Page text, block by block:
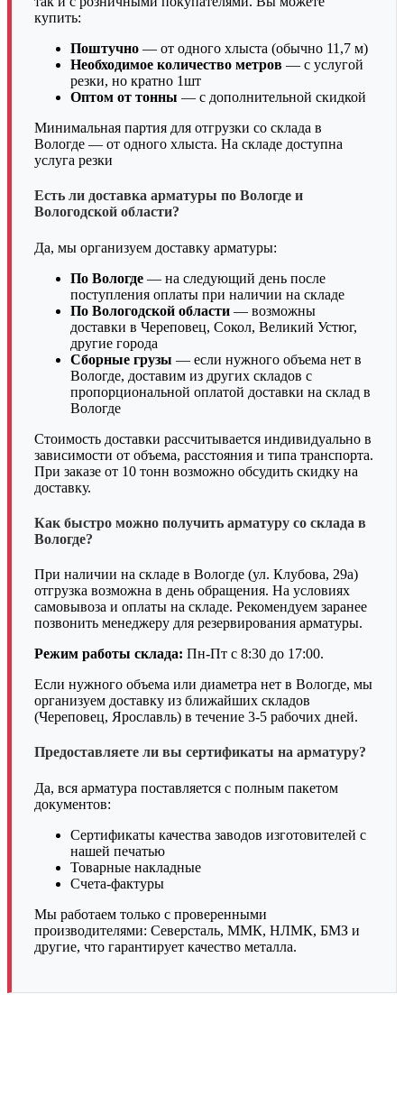
купить:
Поштучно — от одного хлыста (обычно 11,7 м)
Необходимое количество метров — с услугой
резки, но кратно 1шт
Оптом от тонны — с дополнительной скидкой
Минимальная партия для отгрузки со склада в
Вологде — от одного хлыста. На складе доступна
услуга резки
Есть ли доставка арматуры по Вологде и
Вологодской области?
Да, мы организуем доставку арматуры:
По Вологде — на следующий день после
поступления оплаты при наличии на складе
По Вологодской области — возможны
доставки в Череповец, Сокол, Великий Устюг,
другие города
Сборные грузы — если нужного объема нет в
Вологде, доставим из других складов с
пропорциональной оплатой доставки на склад в
Вологде
Стоимость доставки рассчитывается индивидуально в
зависимости от объема, расстояния и типа транспорта.
При заказе от 10 тонн возможно обсудить скидку на
доставку.
Как быстро можно получить арматуру со склада в
Вологде?
При наличии на складе в Вологде (ул. Клубова, 29а)
отгрузка возможна в день обращения. На условиях
самовывоза и оплаты на складе. Рекомендуем заранее
позвонить менеджеру для резервирования арматуры.
Режим работы склада: Пн-Пт с 8:30 до 17:00.
Если нужного объема или диаметра нет в Вологде, мы
организуем доставку из ближайших складов
(Череповец, Ярославль) в течение 3-5 рабочих дней.
Предоставляете ли вы сертификаты на арматуру?
Да, вся арматура поставляется с полным пакетом
документов:
Сертификаты качества заводов изготовителей с
нашей печатью
Товарные накладные
Счета-фактуры
Мы работаем только с проверенными
производителями: Северсталь, ММК, НЛМК, БМЗ и
другие, что гарантирует качество металла.